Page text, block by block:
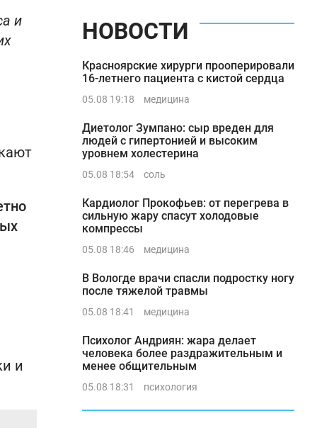
и
и
НОВОСТИ
Красноярские хирурги прооперировали
16-летнего пациента с кистой сердца
05.08 19:18 медицина
Диетолог Зумпано: сыр вреден для
людей с гипертонией и высоким
уровнем холестерина
05.08 18:54 соль
Кардиолог Прокофьев: от перегрева в
сильную жару спасут холодовые
компрессы
05.08 18:46 медицина
В Вологде врачи спасли подростку ногу
после тяжелой травмы
05.08 18:41 медицина
Психолог Андриян: жара делает
человека более раздражительным и
менее общительным
05.08 18:31 психология